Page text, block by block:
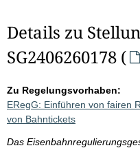
Details zu
SG2406260178 (
Zu Regelungsvorhaben:
ERegG: Einführen von fairen
von Bahntickets
Das